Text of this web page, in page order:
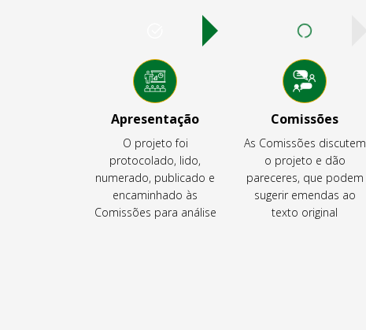
Apresentação
O projeto foi
protocolado, lido,
numerado, publicado e
encaminhado às
Comissões para análise
Comissões
As Comissões discutem
o projeto e dão
pareceres, que podem
sugerir emendas ao
texto original